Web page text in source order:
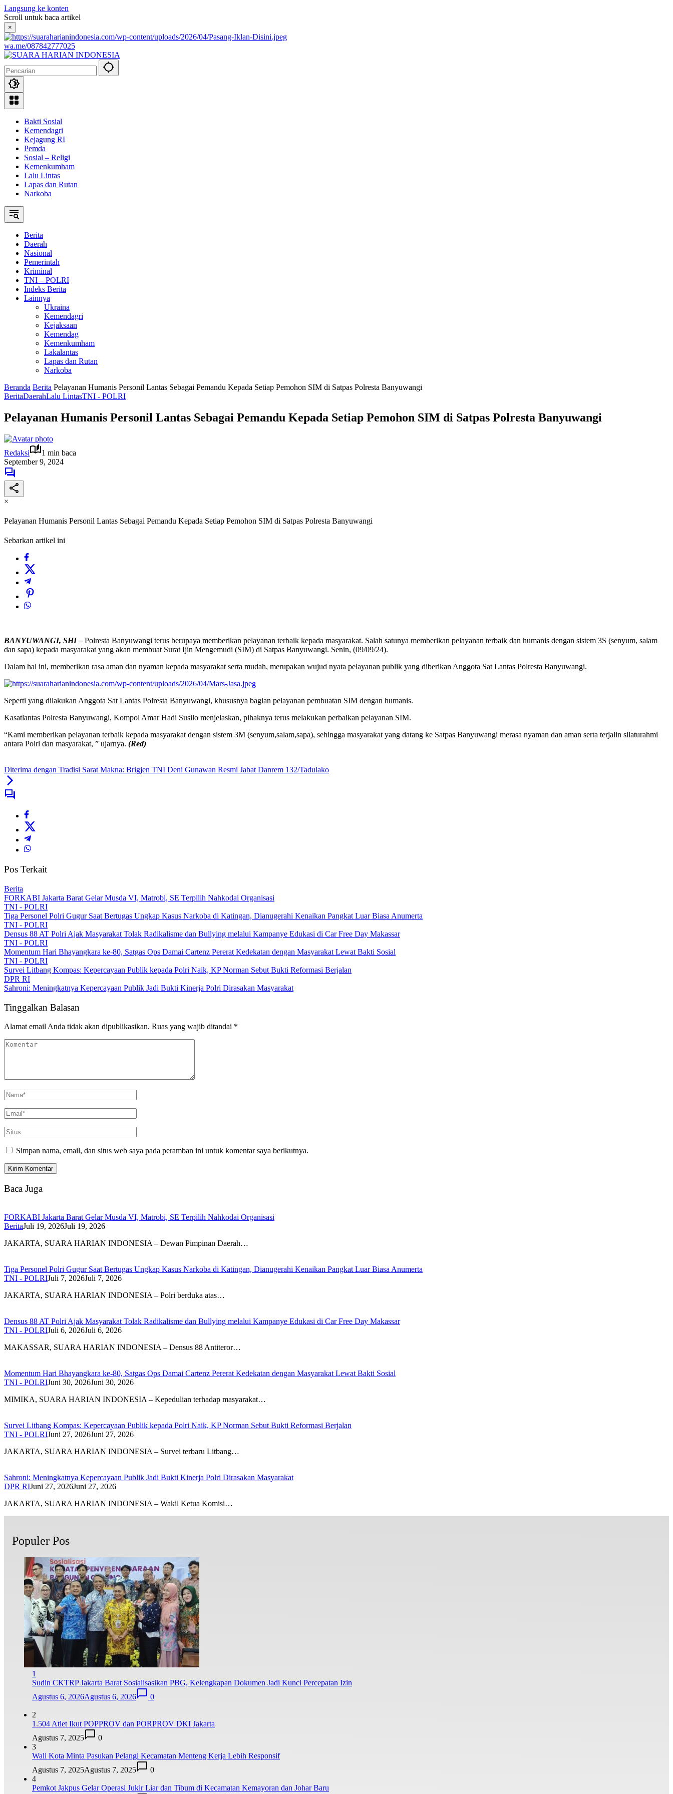
Langsung ke konten
Scroll untuk baca artikel
×
wa.me/087842777025
Bakti Sosial
Kemendagri
Kejagung RI
Pemda
Sosial – Religi
Kemenkumham
Lalu Lintas
Lapas dan Rutan
Narkoba
Berita
Daerah
Nasional
Pemerintah
Kriminal
TNI – POLRI
Indeks Berita
Lainnya
Ukraina
Kemendagri
Kejaksaan
Kemendag
Kemenkumham
Lakalantas
Lapas dan Rutan
Narkoba
Beranda Berita Pelayanan Humanis Personil Lantas Sebagai Pemandu Kepada Setiap Pemohon SIM di Satpas Polresta Banyuwangi
BeritaDaerahLalu LintasTNI - POLRI
Pelayanan Humanis Personil Lantas Sebagai Pemandu Kepada Setiap Pemohon SIM di Satpas Polresta Banyuwangi
Redaksi
1 min baca
September 9, 2024
×
Pelayanan Humanis Personil Lantas Sebagai Pemandu Kepada Setiap Pemohon SIM di Satpas Polresta Banyuwangi
Sebarkan artikel ini
BANYUWANGI, SHI – Polresta Banyuwangi terus berupaya memberikan pelayanan terbaik kepada masyarakat. Salah satunya memberikan pelayanan terbaik dan humanis dengan sistem 3S (senyum, salam
dan sapa) kepada masyarakat yang akan membuat Surat Ijin Mengemudi (SIM) di Satpas Banyuwangi. Senin, (09/09/24).
Dalam hal ini, memberikan rasa aman dan nyaman kepada masyarakat serta mudah, merupakan wujud nyata pelayanan publik yang diberikan Anggota Sat Lantas Polresta Banyuwangi.
Seperti yang dilakukan Anggota Sat Lantas Polresta Banyuwangi, khususnya bagian pelayanan pembuatan SIM dengan humanis.
Kasatlantas Polresta Banyuwangi, Kompol Amar Hadi Susilo menjelaskan, pihaknya terus melakukan perbaikan pelayanan SIM.
“Kami memberikan pelayanan terbaik kepada masyarakat dengan sistem 3M (senyum,salam,sapa), sehingga masyarakat yang datang ke Satpas Banyuwangi merasa nyaman dan aman serta terjalin silaturahmi
antara Polri dan masyarakat, ” ujarnya. (Red)
Diterima dengan Tradisi Sarat Makna: Brigjen TNI Deni Gunawan Resmi Jabat Danrem 132/Tadulako
Pos Terkait
Berita
FORKABI Jakarta Barat Gelar Musda VI, Matrobi, SE Terpilih Nahkodai Organisasi
TNI - POLRI
Tiga Personel Polri Gugur Saat Bertugas Ungkap Kasus Narkoba di Katingan, Dianugerahi Kenaikan Pangkat Luar Biasa Anumerta
TNI - POLRI
Densus 88 AT Polri Ajak Masyarakat Tolak Radikalisme dan Bullying melalui Kampanye Edukasi di Car Free Day Makassar
TNI - POLRI
Momentum Hari Bhayangkara ke-80, Satgas Ops Damai Cartenz Pererat Kedekatan dengan Masyarakat Lewat Bakti Sosial
TNI - POLRI
Survei Litbang Kompas: Kepercayaan Publik kepada Polri Naik, KP Norman Sebut Bukti Reformasi Berjalan
DPR RI
Sahroni: Meningkatnya Kepercayaan Publik Jadi Bukti Kinerja Polri Dirasakan Masyarakat
Tinggalkan Balasan
Alamat email Anda tidak akan dipublikasikan. Ruas yang wajib ditandai *
Simpan nama, email, dan situs web saya pada peramban ini untuk komentar saya berikutnya.
Baca Juga
FORKABI Jakarta Barat Gelar Musda VI, Matrobi, SE Terpilih Nahkodai Organisasi
BeritaJuli 19, 2026Juli 19, 2026
JAKARTA, SUARA HARIAN INDONESIA – Dewan Pimpinan Daerah…
Tiga Personel Polri Gugur Saat Bertugas Ungkap Kasus Narkoba di Katingan, Dianugerahi Kenaikan Pangkat Luar Biasa Anumerta
TNI - POLRIJuli 7, 2026Juli 7, 2026
JAKARTA, SUARA HARIAN INDONESIA – Polri berduka atas…
Densus 88 AT Polri Ajak Masyarakat Tolak Radikalisme dan Bullying melalui Kampanye Edukasi di Car Free Day Makassar
TNI - POLRIJuli 6, 2026Juli 6, 2026
MAKASSAR, SUARA HARIAN INDONESIA – Densus 88 Antiteror…
Momentum Hari Bhayangkara ke-80, Satgas Ops Damai Cartenz Pererat Kedekatan dengan Masyarakat Lewat Bakti Sosial
TNI - POLRIJuni 30, 2026Juni 30, 2026
MIMIKA, SUARA HARIAN INDONESIA – Kepedulian terhadap masyarakat…
Survei Litbang Kompas: Kepercayaan Publik kepada Polri Naik, KP Norman Sebut Bukti Reformasi Berjalan
TNI - POLRIJuni 27, 2026Juni 27, 2026
JAKARTA, SUARA HARIAN INDONESIA – Survei terbaru Litbang…
Sahroni: Meningkatnya Kepercayaan Publik Jadi Bukti Kinerja Polri Dirasakan Masyarakat
DPR RIJuni 27, 2026Juni 27, 2026
JAKARTA, SUARA HARIAN INDONESIA – Wakil Ketua Komisi…
Populer Pos
1
Sudin CKTRP Jakarta Barat Sosialisasikan PBG, Kelengkapan Dokumen Jadi Kunci Percepatan Izin
Agustus 6, 2026Agustus 6, 2026 0
2
1.504 Atlet Ikut POPPROV dan PORPROV DKI Jakarta
Agustus 7, 2025
0
3
Wali Kota Minta Pasukan Pelangi Kecamatan Menteng Kerja Lebih Responsif
Agustus 7, 2025Agustus 7, 2025
0
4
Pemkot Jakpus Gelar Operasi Jukir Liar dan Tibum di Kecamatan Kemayoran dan Johar Baru